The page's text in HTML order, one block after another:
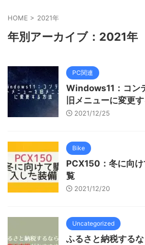
HOME > 2021年
年別アーカイブ：2021年
PC関連
Windows11：コン
旧メニューに変更
2021/12/25
Bike
PCX150：冬に向
覧
2021/12/20
Uncategorized
ふるさと納税する